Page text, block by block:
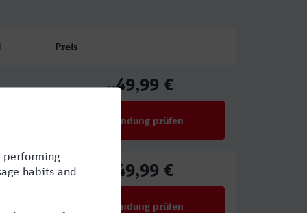
Preis
ab49,99 €
Verbindung prüfen
49,99 €
Verbindung prüfen